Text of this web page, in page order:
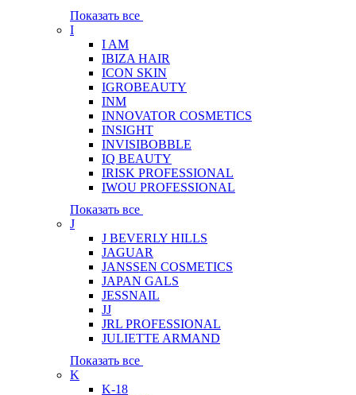
Показать все
I
I AM
IBIZA HAIR
ICON SKIN
IGROBEAUTY
INM
INNOVATOR COSMETICS
INSIGHT
INVISIBOBBLE
IQ BEAUTY
IRISK PROFESSIONAL
IWOU PROFESSIONAL
Показать все
J
J BEVERLY HILLS
JAGUAR
JANSSEN COSMETICS
JAPAN GALS
JESSNAIL
JJ
JRL PROFESSIONAL
JULIETTE ARMAND
Показать все
K
K-18